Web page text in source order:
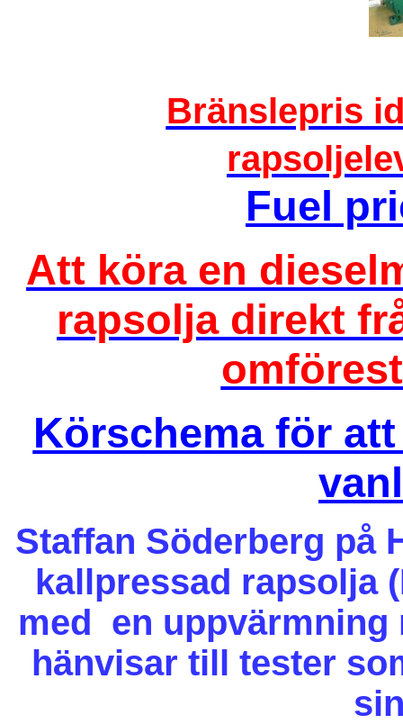
Bränslepris
Fuel
Att köra en
rapsolja direkt
Körschema för
Staffan Söderberg på
kallpressad rapsolja
med en uppvärmning
hänvisar till tester